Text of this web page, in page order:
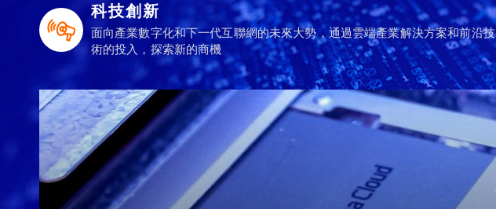
科技創新
面向產業數字化和下一代互聯網的未來大勢，通過雲端產業解決方案和前沿技
術的投入，探索新的商機